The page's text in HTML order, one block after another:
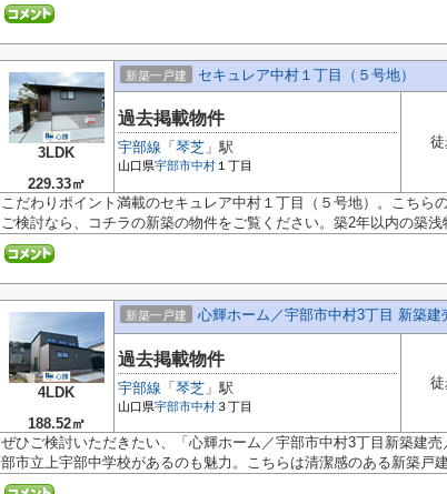
3LDK
229.33㎡
新築一戸建 セキュレア中村１丁目（５号地）
過去掲載物件
宇部線 「 琴芝 」駅
山口県宇部市中村 １丁目
徒
こだわりポイント満載のセキュレア中村１丁目（５号地）。こちら
ご検討なら、コチラの新築の物件をご覧ください。築2年以内の築
4LDK
188.52㎡
新築一戸建 心輝ホーム／宇部市中村3丁目 新築建
過去掲載物件
宇部線 「 琴芝 」駅
山口県宇部市中村３丁目
徒
ぜひご検討いただきたい、「心輝ホーム／宇部市中村3丁目新築建
部市立上宇部中学校があるのも魅力。こちらは清潔感のある新築戸